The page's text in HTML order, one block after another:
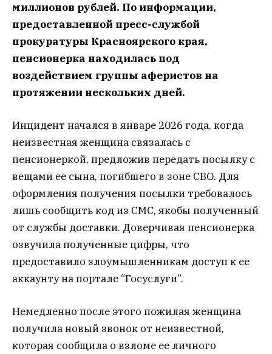
миллионов рублей. По информации,
предоставленной пресс-службой
прокуратуры Красноярского края,
пенсионерка находилась под
воздействием группы аферистов на
протяжении нескольких дней.
Инцидент начался в январе 2026 года, когда
неизвестная женщина связалась с
пенсионеркой, предложив передать посылку с
вещами ее сына, погибшего в зоне СВО. Для
оформления получения посылки требовалось
лишь сообщить код из СМС, якобы полученный
от службы доставки. Доверчивая пенсионерка
озвучила полученные цифры, что
предоставило злоумышленникам доступ к ее
аккаунту на портале “Госуслуги”.
Немедленно после этого пожилая женщина
получила новый звонок от неизвестной,
которая сообщила о взломе ее личного